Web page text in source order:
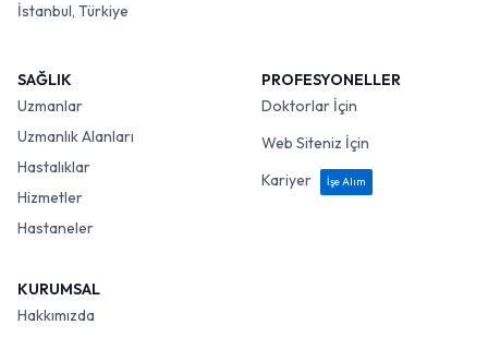
İstanbul, Türkiye
SAĞLIK
Uzmanlar
Uzmanlık Alanları
Hastalıklar
Hizmetler
Hastaneler
PROFESYONELLER
Doktorlar İçin
Web Siteniz İçin
Kariyer
İşe Alım
KURUMSAL
Hakkımızda